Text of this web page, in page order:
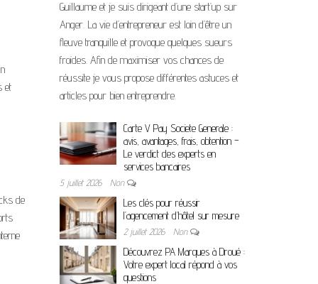
et
de
Guillaume et je suis dirigeant d’une start’up sur
Anger. La vie d’entrepreneur est loin d’être un
fleuve tranquille et provoque quelques sueurs
froides. Afin de maximiser vos chances de
réussite je vous propose différentes astuces et
articles pour bien entreprendre.
Carte V Pay Societe Generale :
avis, avantages, frais, obtention –
Le verdict des experts en
services bancaires
5 juillet 2026 Non
Les clés pour réussir
l’agencement d’hôtel sur mesure
2 juillet 2026 Non
Découvrez PA Marques à Droué :
Votre expert local répond à vos
questions